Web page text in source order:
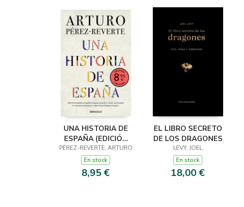
UNA HISTORIA DE
ESPAÑA (EDICIÓN
LIMITADA ·
VERANO)
PÉREZ-REVERTE, ARTURO
En stock
8,95 €
EL LIBRO SECRETO
DE LOS DRAGONES
LEVY, JOEL
En stock
18,00 €